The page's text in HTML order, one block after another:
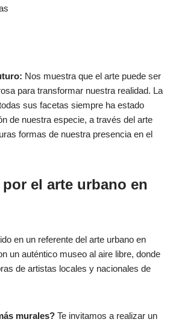
Nos muestra que el arte puede ser
para transformar nuestra realidad. La
sus facetas siempre ha estado
de nuestra especie, a través del arte
formas de nuestra presencia en el
el arte urbano en
en un referente del arte urbano en
un auténtico museo al aire libre, donde
de artistas locales y nacionales de
murales? Te invitamos a realizar un